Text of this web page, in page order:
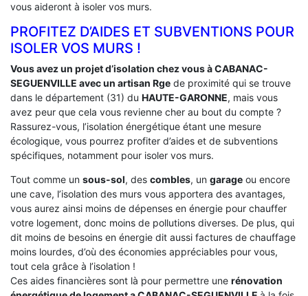
vous aideront à isoler vos murs.
PROFITEZ D’AIDES ET SUBVENTIONS POUR
ISOLER VOS MURS !
Vous avez un projet d’isolation chez vous à CABANAC-
SEGUENVILLE avec un artisan Rge de proximité qui se trouve
dans le département (31) du HAUTE-GARONNE, mais vous
avez peur que cela vous revienne cher au bout du compte ?
Rassurez-vous, l’isolation énergétique étant une mesure
écologique, vous pourrez profiter d’aides et de subventions
spécifiques, notamment pour isoler vos murs.
Tout comme un sous-sol, des combles, un garage ou encore
une cave, l’isolation des murs vous apportera des avantages,
vous aurez ainsi moins de dépenses en énergie pour chauffer
votre logement, donc moins de pollutions diverses. De plus, qui
dit moins de besoins en énergie dit aussi factures de chauffage
moins lourdes, d’où des économies appréciables pour vous,
tout cela grâce à l’isolation !
Ces aides financières sont là pour permettre une rénovation